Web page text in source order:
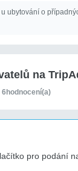
ubytování o
na
6hodnocení(a)
pro podání